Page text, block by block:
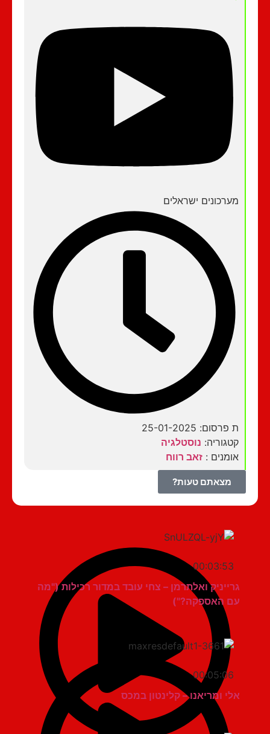
מערכונים ישראלים
ת פרסום: 25-01-2025
קטגוריה:נוסטלגיה
אומנים :זאב רווח
מצאתם טעות?
00:03:53
גרייניק ואלתרמן – צחי עובד במדור רכילות ("מה
עם האספקה?")
00:05:06
אלי ומריאנו – קלינטון במכס